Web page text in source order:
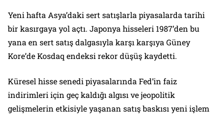
Yeni hafta Asya’daki sert satışlarla piyasalarda tarihi
bir kasırgaya yol açtı. Japonya hisseleri 1987’den bu
yana en sert satış dalgasıyla karşı karşıya Güney
Kore’de Kosdaq endeksi rekor düşüş kaydetti.
Küresel hisse senedi piyasalarında Fed’in faiz
indirimleri için geç kaldığı algısı ve jeopolitik
gelişmelerin etkisiyle yaşanan satış baskısı yeni işlem